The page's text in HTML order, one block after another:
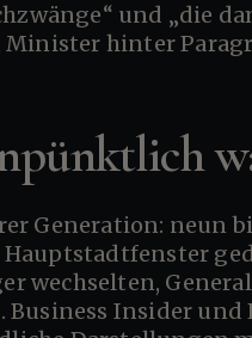
und „die
hinter
wechselten,
Insider und